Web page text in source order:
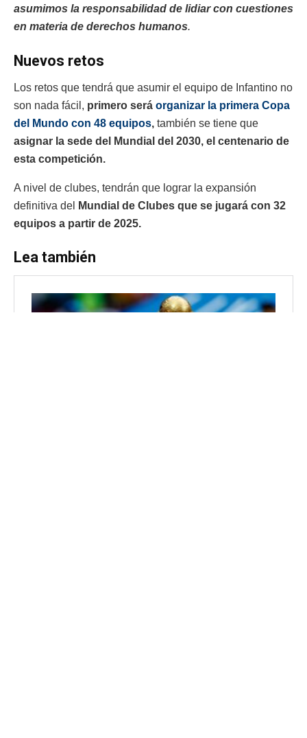
asumimos la responsabilidad de lidiar con cuestiones
en materia de derechos humanos.
Nuevos retos
Los retos que tendrá que asumir el equipo de Infantino no
son nada fácil, primero será organizar la primera Copa
del Mundo con 48 equipos, también se tiene que
asignar la sede del Mundial del 2030, el centenario de
esta competición.
A nivel de clubes, tendrán que lograr la expansión
definitiva del
Mundial de Clubes que se jugará con 32
equipos a partir de 2025.
Lea también